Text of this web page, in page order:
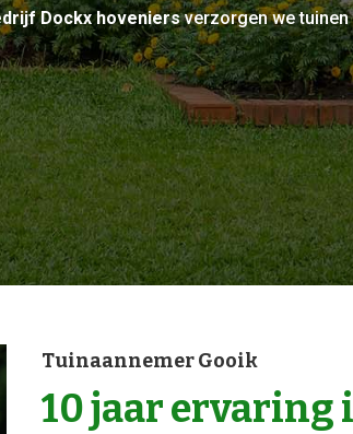
Dockx hoveniersverzorgen we tuinen
Tuinaannemer Gooik
10 jaar